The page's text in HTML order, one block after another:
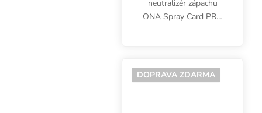
neutralizér zápachu
ONA Spray Card PRO
nežádoucích pachů a
zanechává příjemnou
DOPRAVA ZDARMA